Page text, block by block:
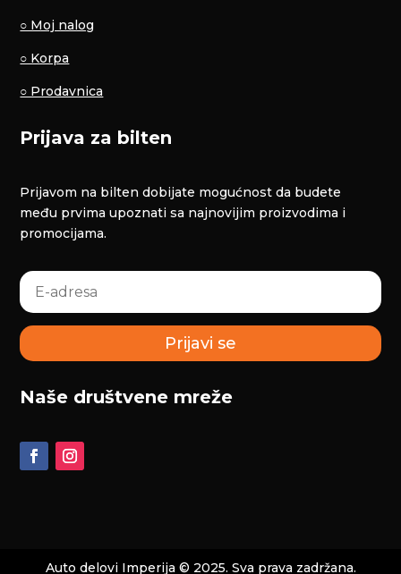
○ Moj nalog
○ Korpa
○ Prodavnica
Prijava za bilten
Prijavom na bilten dobijate mogućnost da budete
među prvima upoznati sa najnovijim proizvodima i
promocijama.
Prijavi se
Naše društvene mreže
Auto delovi Imperija © 2025. Sva prava zadržana.